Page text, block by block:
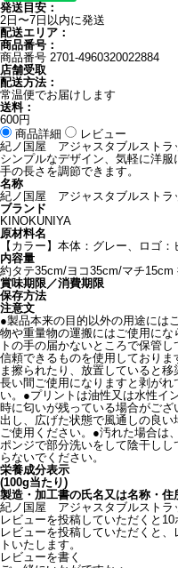
発送目安：
2日〜7日以内に発送
配送エリア：
商品番号：
商品番号 2701-4960320022884
店舗受取
配送方法：
常温便でお届けします
送料：
600円
商品詳細
レビュー
紀ノ国屋 アジャスタブルスト
シンプルなデザイン、気軽に洋
手の長さを調節できます。
名称
紀ノ国屋 アジャスタブルスト
ブランド
KINOKUNIYA
原材料名
【カラー】本体：グレー、ロゴ
内容量
約タテ35cm/ヨコ35cm/マチ15cm
賞味期限／消費期限
保存方法
注意文
●製品本来の目的以外の用途には
物や重量物の運搬にはご使用に
トの手の届かないところで保管
信頼できるものを使用しており
ま擦られたり、放置していると
長い間ご使用になりますと剥が
い。●プリントは油性又は水性イ
時に匂いが残っている場合がご
出し、広げた状態で風通しの良
ご使用ください。●汚れた場合は
ポンジで部分洗いをして陰干し
らないでください。
栄養成分表示
(100g当たり)
製造・加工書の氏名又は名称・住
紀ノ国屋 アジャスタブルスト
レビューを投稿していただくと10
レビューを投稿していただくと
トいたします。
レビューを書く